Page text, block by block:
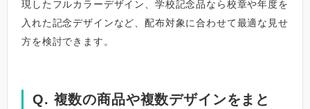
現したフルカラーデザイン、学校記念品なら校章や年度を
入れた記念デザインなど、配布対象に合わせて最適な見せ
方を検討できます。
Q. 複数の商品や複数デザインをまと